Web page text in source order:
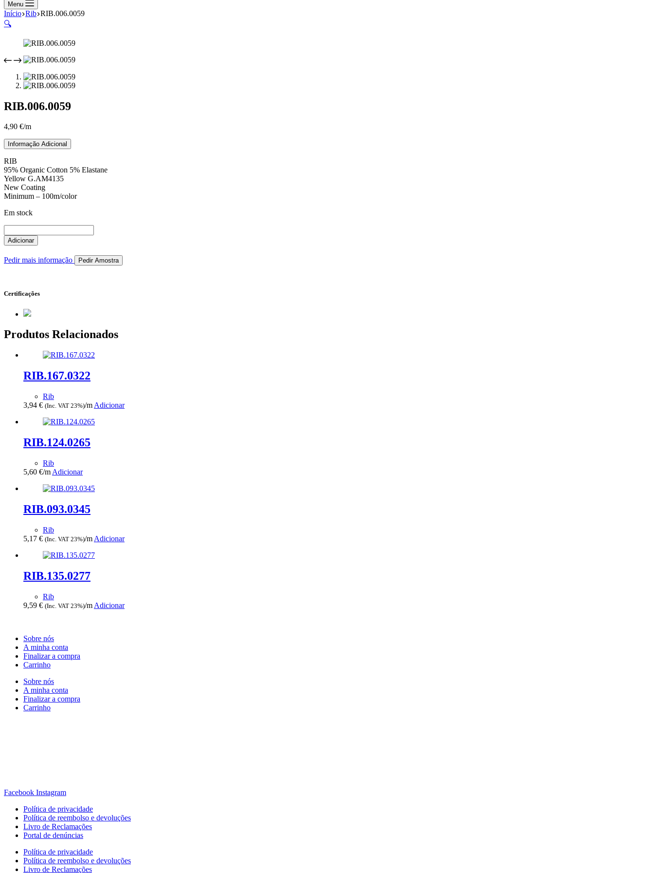
Menu
Início Rib RIB.006.0059
🔍
RIB.006.0059
4,90 €/m
Informação Adicional
RIB
95% Organic Cotton 5% Elastane
Yellow G.AM4135
New Coating
Minimum – 100m/color
Em stock
de
RIB.006.0059
Adicionar
Pedir mais informação Pedir Amostra
Certificações
Produtos Relacionados
RIB.167.0322
Rib
3,94 € (Inc. VAT 23%)/m Adicionar
RIB.124.0265
Rib
5,60 €/m Adicionar
RIB.093.0345
Rib
5,17 € (Inc. VAT 23%)/m Adicionar
RIB.135.0277
Rib
9,59 € (Inc. VAT 23%)/m Adicionar
Sobre nós
A minha conta
Finalizar a compra
Carrinho
Sobre nós
A minha conta
Finalizar a compra
Carrinho
Facebook Instagram
Política de privacidade
Política de reembolso e devoluções
Livro de Reclamações
Portal de denúncias
Política de privacidade
Política de reembolso e devoluções
Livro de Reclamações